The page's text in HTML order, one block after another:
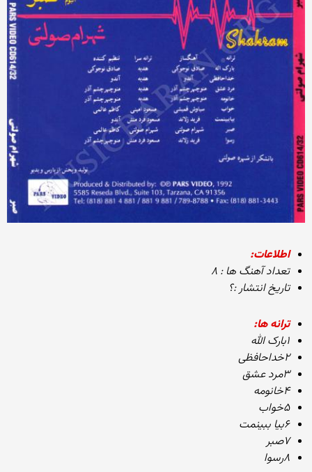
اطلاعات:
تعداد آهنگ ها : ۸
تاریخ انتشار :؟
ترانه ها:
۱بارک الله
۲خداحافظی
۳مرد عشق
۴خانومه
۵خواب
۶بیا ببینمت
۷صبر
۸رسوا